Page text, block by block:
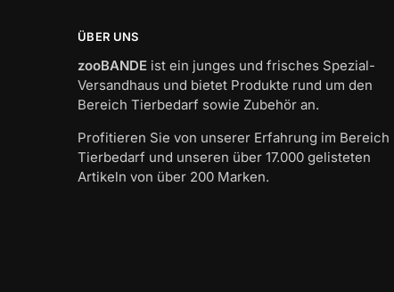
ÜBER UNS
zooBANDE ist ein junges und frisches Spezial-
Versandhaus und bietet Produkte rund um den
Bereich Tierbedarf sowie Zubehör an.
Profitieren Sie von unserer Erfahrung im Bereich
Tierbedarf und unseren über 17.000 gelisteten
Artikeln von über 200 Marken.